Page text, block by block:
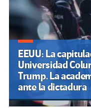
EEUU: La
Universidad
Trump. La
ante la dictadura